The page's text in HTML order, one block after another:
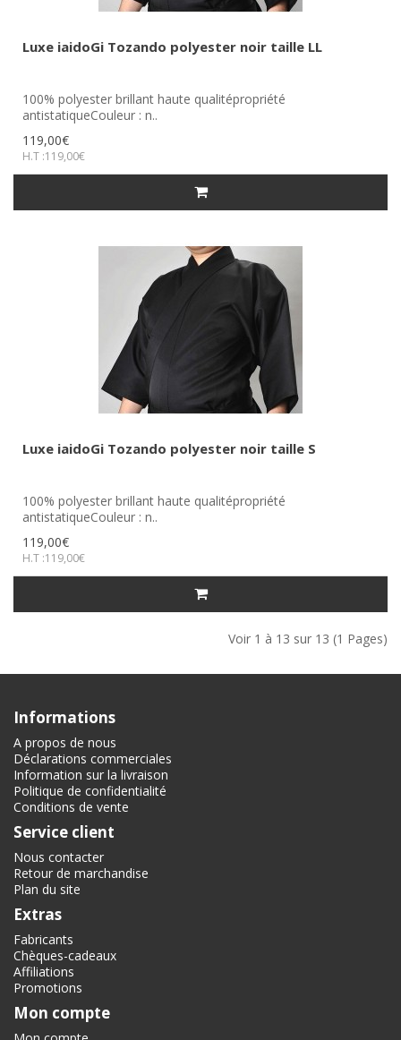
Luxe iaidoGi Tozando polyester noir taille LL
100% polyester brillant haute qualitépropriété
antistatiqueCouleur : n..
119,00€
H.T :119,00€
Luxe iaidoGi Tozando polyester noir taille S
100% polyester brillant haute qualitépropriété
antistatiqueCouleur : n..
119,00€
H.T :119,00€
Voir 1 à 13 sur 13 (1 Pages)
Informations
A propos de nous
Déclarations commerciales
Information sur la livraison
Politique de confidentialité
Conditions de vente
Service client
Nous contacter
Retour de marchandise
Plan du site
Extras
Fabricants
Chèques-cadeaux
Affiliations
Promotions
Mon compte